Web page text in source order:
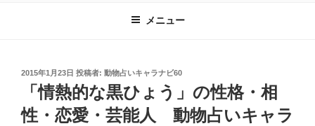
メニュー
投
2015年1月23日 投稿者: 動物占いキャラナビ60
「情熱的な黒ひょう」の性格・相
性・恋愛・芸能人 動物占いキャラ